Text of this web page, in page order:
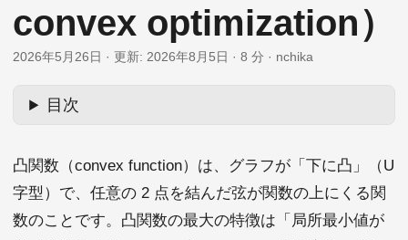
convex optimization）
2026年5月26日 · 更新: 2026年8月5日 · 8 分 · nchika
目次
凸関数（convex function）は、グラフが「下に凸」（U
字型）で、任意の 2 点を結んだ弦が関数の上にくる関
数のことです。凸関数の最大の特徴は「局所最小値が